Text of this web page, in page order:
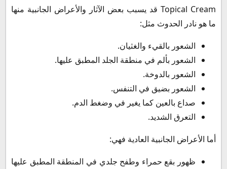
Topical Cream قد يسبب بعض الآثار والأعراض الجانبية منها
ما هو نادر الحدوث مثل:
الشعور بالقيء والغثيان.
الشعور بألم في منطقة الجلد المطبق عليها.
الشعور بالدوخة.
الشعور بضيق في التنفس.
صداع بالعين كما يغير في وضغط الدم.
التعرق الشديد.
أما الأعراض الجانبية العادية فهي:
ظهور بقع حمراء وطفح جلدي في المنطقة المطبق عليها